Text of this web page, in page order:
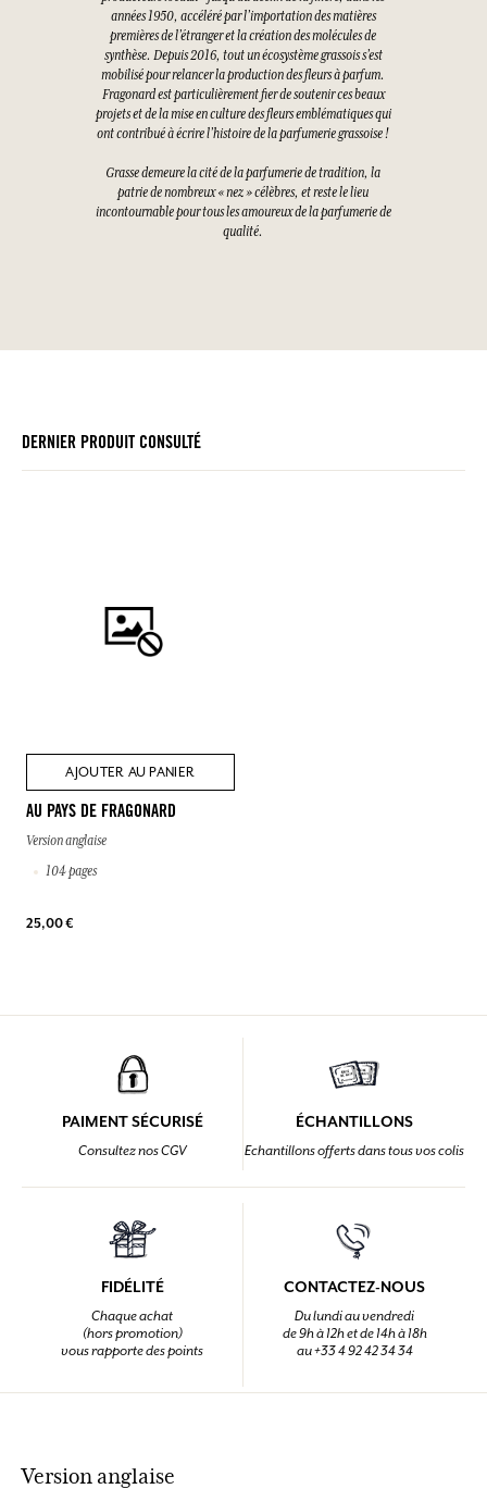
années 1950, accéléré par l’importation des matières
premières de l’étranger et la création des molécules de
synthèse. Depuis 2016, tout un écosystème grassois s’est
mobilisé pour relancer la production des fleurs à parfum.
Fragonard est particulièrement fier de soutenir ces beaux
projets et de la mise en culture des fleurs emblématiques qui
ont contribué à écrire l’histoire de la parfumerie grassoise !
Grasse demeure la cité de la parfumerie de tradition, la
patrie de nombreux « nez » célèbres, et reste le lieu
incontournable pour tous les amoureux de la parfumerie de
qualité.
DERNIER PRODUIT CONSULTÉ
AJOUTER AU PANIER
AU PAYS DE FRAGONARD
Version anglaise
104 pages
25,00 €
PAIMENT SÉCURISÉ
Consultez nos CGV
ÉCHANTILLONS
Echantillons offerts dans tous vos colis
FIDÉLITÉ
Chaque achat
(hors promotion)
vous rapporte des points
CONTACTEZ-NOUS
Du lundi au vendredi
de 9h à 12h et de 14h à 18h
au +33 4 92 42 34 34
Version anglaise